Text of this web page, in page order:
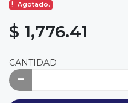
Agotado.
$ 1,776.41
CANTIDAD